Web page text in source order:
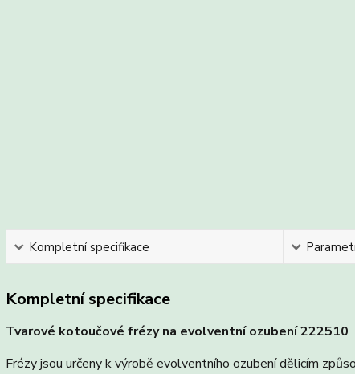
Kompletní specifikace
Kompletní specifikace
Tvarové kotoučové frézy na evolventní ozubení 222510
Frézy jsou určeny k výrobě evolventního ozubení dělicím